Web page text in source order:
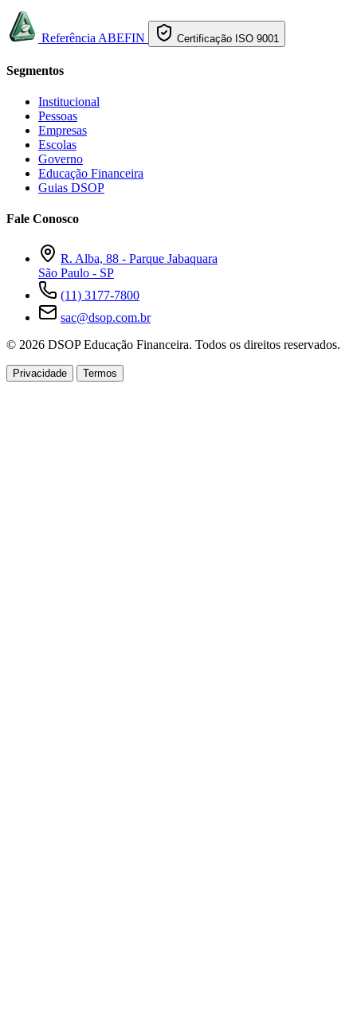
Referência ABEFIN Certificação ISO 9001
Segmentos
Institucional
Pessoas
Empresas
Escolas
Governo
Educação Financeira
Guias DSOP
Fale Conosco
R. Alba, 88 - Parque Jabaquara
São Paulo - SP
(11) 3177-7800
sac@dsop.com.br
© 2026 DSOP Educação Financeira. Todos os direitos reservados.
Privacidade Termos